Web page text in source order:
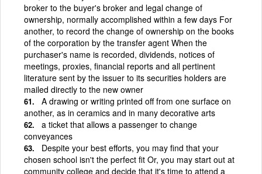
broker to the buyer's broker and legal change of
ownership, normally accomplished within a few days For
another, to record the change of ownership on the books
of the corporation by the transfer agent When the
purchaser's name is recorded, dividends, notices of
meetings, proxies, financial reports and all pertinent
literature sent by the issuer to its securities holders are
mailed directly to the new owner
A drawing or writing printed off from one surface on
another, as in ceramics and in many decorative arts
a ticket that allows a passenger to change
conveyances
Despite your best efforts, you may find that your
chosen school isn't the perfect fit Or, you may start out at
community college and decide that it's time to attend a